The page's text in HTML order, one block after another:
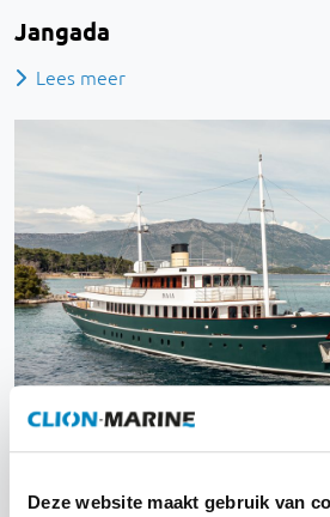
Deze website maakt gebruik van
Jangada
Lees meer